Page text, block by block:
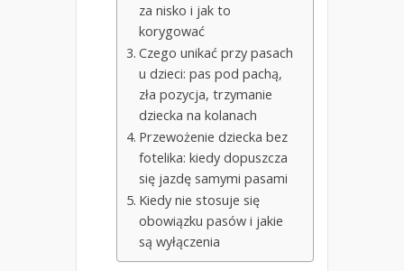
za nisko i jak to
korygować
Czego unikać przy pasach
u dzieci: pas pod pachą,
zła pozycja, trzymanie
dziecka na kolanach
Przewożenie dziecka bez
fotelika: kiedy dopuszcza
się jazdę samymi pasami
Kiedy nie stosuje się
obowiązku pasów i jakie
są wyłączenia